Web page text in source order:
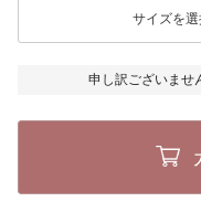
申し訳ございませ